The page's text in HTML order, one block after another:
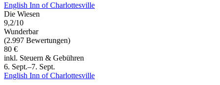
English Inn of Charlottesville
Die Wiesen
9,2/10
Wunderbar
(2.997 Bewertungen)
80 €
inkl. Steuern & Gebühren
6. Sept.–7. Sept.
English Inn of Charlottesville